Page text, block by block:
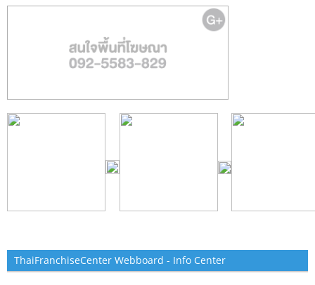
ThaiFranchiseCenter Webboard - Info Center